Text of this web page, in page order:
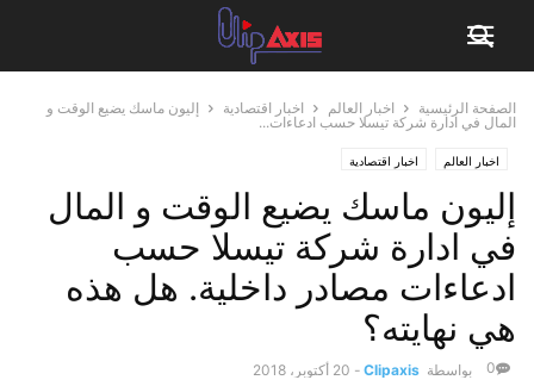
الصفحة الرئيسية اخبار العالم اخبار اقتصادية
إليون ماسك يضيع الوقت و
المال في ادارة شركة تيسلا حسب ادعاءات...
اخبار العالم اخبار اقتصادية
إليون ماسك يضيع الوقت و المال
في ادارة شركة تيسلا حسب
ادعاءات مصادر داخلية. هل هذه
هي نهايته؟
بواسطة Clipaxis
- 20 أكتوبر، 2018 0